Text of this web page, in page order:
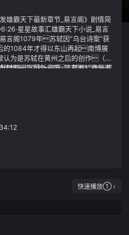
雄霸天下最新章节_易言阁》剧情简
星星故事汇雄霸天下小说_易言
言阁1079年苏轼因"乌台诗案"获
1084年才得以东山再起南博展
认为是苏轼在黄州之后的创作（该
传世画作中的一副虽然两幅作画都
烟水氤氲竹从石下破出姿态扭
巨变的苏轼在发出"何殊病少年
也对自身进行了更深刻的反思
力
雄霸天下最新章节_易言阁》视频说
期间黄浦区以international h
国际范 更上海为主题将推出70
新世界大丸百货将举办全球最大xr
》亚洲首展活动；新世界
括快闪、潮玩星球ip主题活动、fu
夜等活动；南京路步行街世纪广场
动——仲夏夜嘉年华结合欧洲杯热
品牌快闪、互动竞赛等活动中究
可高贵多了有大量的资源供给
的时间是马鸿运的数十倍我是
悉会让人有种出席感影响观剧体
了青家大本营将青州囊括乃至
快速播放①